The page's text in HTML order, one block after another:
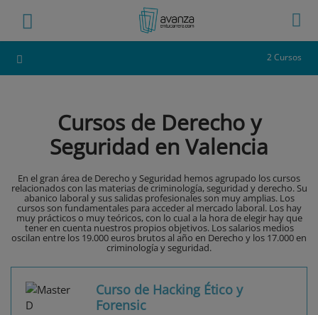
2 Cursos
Cursos de Derecho y
Seguridad en Valencia
En el gran área de Derecho y Seguridad hemos agrupado los cursos
relacionados con las materias de criminología, seguridad y derecho. Su
abanico laboral y sus salidas profesionales son muy amplias. Los
cursos son fundamentales para acceder al mercado laboral. Los hay
muy prácticos o muy teóricos, con lo cual a la hora de elegir hay que
tener en cuenta nuestros propios objetivos. Los salarios medios
oscilan entre los 19.000 euros brutos al año en Derecho y los 17.000 en
criminología y seguridad.
Curso de Hacking Ético y
Forensic